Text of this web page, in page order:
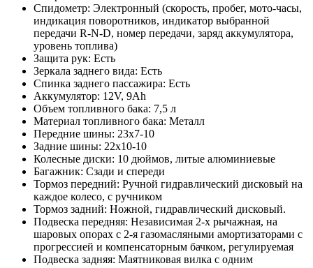
Спидометр: Электронный (скорость, пробег, мото-часы,
индикация поворотников, индикатор выбранной
передачи R-N-D, номер передачи, заряд аккумулятора,
уровень топлива)
Защита рук: Есть
Зеркала заднего вида: Есть
Спинка заднего пассажира: Есть
Аккумулятор: 12V, 9Ah
Объем топливного бака: 7,5 л
Материал топливного бака: Металл
Передние шины: 23х7-10
Задние шины: 22х10-10
Колесные диски: 10 дюймов, литые алюминиевые
Багажник: Сзади и спереди
Тормоз передний: Ручной гидравлический дисковый на
каждое колесо, с ручником
Тормоз задний: Ножной, гидравлический дисковый.
Подвеска передняя: Независимая 2-х рычажная, на
шаровых опорах с 2-я газомасляными амортизаторами с
прогрессией и компенсаторным бачком, регулируемая
Подвеска задняя: Маятниковая вилка с одним